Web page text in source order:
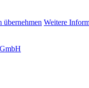
übernehmen Weitere